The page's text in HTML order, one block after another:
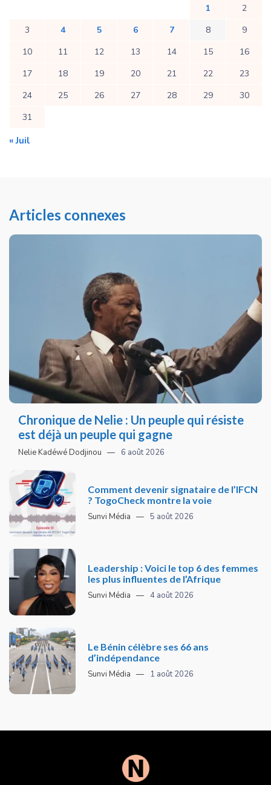
1
2
3
4 5 6 7 8
9
10
11 12 13 14 15
16
17
18 19 20 21 22
23
24
25 26 27 28 29
30
31
« Juil
Articles connexes
Chronique de Nelie : Un peuple qui résiste
est déjà un peuple qui gagne
Nelie Kadéwé Dodjinou 6 août 2026
Comment devenir signataire de l’IFCN
? TogoCheck montre la voie
Sunvi Média 5 août 2026
Leadership : Voici le top 6 des femmes
les plus influentes de l’Afrique
Sunvi Média 4 août 2026
Le Bénin célèbre ses 66 ans
d’indépendance
Sunvi Média 1 août 2026